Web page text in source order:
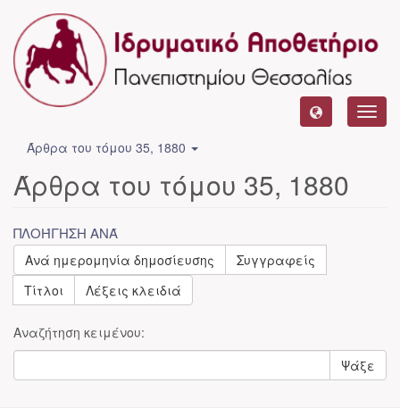
Άρθρα του τόμου 35, 1880
Άρθρα του τόμου 35, 1880
ΠΛΟΉΓΗΣΗ ΑΝΆ
Ανά ημερομηνία δημοσίευσης
Συγγραφείς
Τίτλοι
Λέξεις κλειδιά
Αναζήτηση κειμένου:
Ψάξε